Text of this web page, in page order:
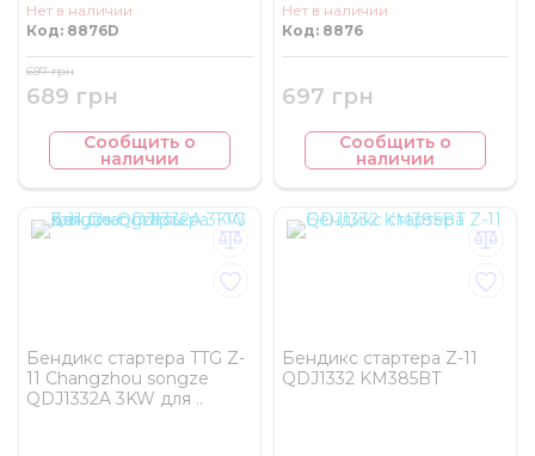
Нет в наличии
Код: 8876D
689 грн
697 грн
Сообщить о
наличии
Нет в наличии
Код: 8876
697 грн
Сообщить о
наличии
Бендикс стартера TTG Z-
11 Changzhou songze
QDJ1332A 3KW для ..
Бендикс стартера Z-11
QDJ1332 KM385BT